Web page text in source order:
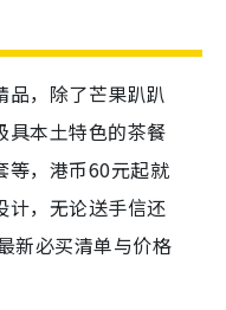
品，除了芒果趴趴
具本土特色的茶餐
等，港币60元起就
计，无论送手信还
新必买清单与价格